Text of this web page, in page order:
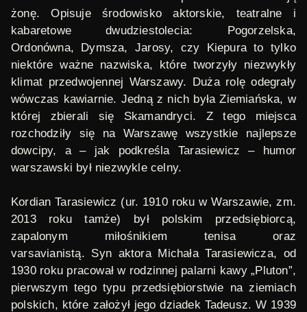
żonę. Opisuje środowisko aktorskie, teatralne i
kabaretowe dwudziestolecia: Pogorzelska,
Ordonówna, Dymsza, Jarosy, czy Kiepura to tylko
niektóre ważne nazwiska, które tworzyły niezwykły
klimat przedwojennej Warszawy. Duża rolę odegrały
wówczas kawiarnie. Jedną z nich była Ziemiańska, w
której zbierali się Skamandryci. Z tego miejsca
rozchodziły się na Warszawę wszystkie najlepsze
dowcipy, a – jak podkreśla Tarasiewicz – humor
warszawski był niezwykle celny.
Kordian Tarasiewicz (ur. 1910 roku w Warszawie, zm.
2013 roku tamże) był polskim przedsiębiorcą,
zapalonym miłośnikiem tenisa oraz
varsavianistą. Syn aktora Michała Tarasiewicza, od
1930 roku pracował w rodzinnej palarni kawy „Pluton”,
pierwszym tego typu przedsiębiorstwie na ziemiach
polskich, które założył jego dziadek Tadeusz. W 1939